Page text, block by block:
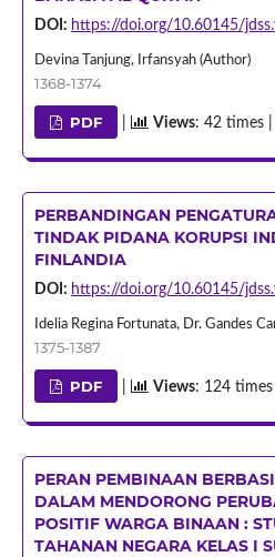
DOI: https://doi.org/10.60145/
Devina Tanjung, Irfansyah (Author)
1368-1374
PDF Views: 42 times
PERBANDINGAN
TINDAK PIDANA KORUPSI
FINLANDIA
DOI: https://doi.org/10.60145/
Idelia Regina Fortunata, Dr. Gandes
1375-1387
PDF Views: 124
PERAN PEMBINAAN
DALAM MENDORONG
POSITIF WARGA BINAAN :
TAHANAN NEGARA KELAS I